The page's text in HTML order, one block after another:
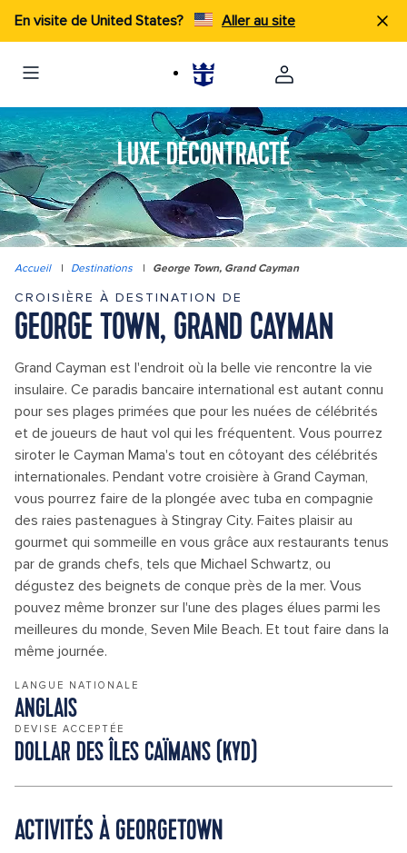
En visite de United States? Aller au site
LUXE DÉCONTRACTÉ
Accueil | Destinations | George Town, Grand Cayman
CROISIÈRE À DESTINATION DE
GEORGE TOWN, GRAND CAYMAN
Grand Cayman est l'endroit où la belle vie rencontre la vie
insulaire. Ce paradis bancaire international est autant connu
pour ses plages primées que pour les nuées de célébrités
et de joueurs de haut vol qui les fréquentent. Vous pourrez
siroter le Cayman Mama's tout en côtoyant des célébrités
internationales. Pendant votre croisière à Grand Cayman,
vous pourrez faire de la plongée avec tuba en compagnie
des raies pastenagues à Stingray City. Faites plaisir au
gourmet qui sommeille en vous grâce aux restaurants tenus
par de grands chefs, tels que Michael Schwartz, ou
dégustez des beignets de conque près de la mer. Vous
pouvez même bronzer sur l'une des plages élues parmi les
meilleures du monde, Seven Mile Beach. Et tout faire dans la
même journée.
LANGUE NATIONALE
ANGLAIS
DEVISE ACCEPTÉE
DOLLAR DES ÎLES CAÏMANS (KYD)
ACTIVITÉS À GEORGETOWN